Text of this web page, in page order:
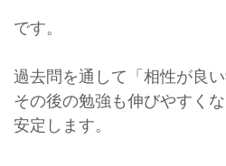
です。
過去問を通して「相性が良
その後の勉強も伸びやすく
安定します。